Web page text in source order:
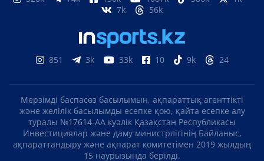
7k
56k
851 3k 33k 10 9k 24
Мерзімді баспасөз басылымын, ақпараттық агенттікті
және желілік басылымды есепке қою, қайта есепке алу
туралы №17614-АА куәлік Қазақстан Республикасы
Инвестициялар және даму министрлігінің Байланыс,
ақпараттандыру және ақпарат комитетімен 2019 жылдың
15 наурызында берілді.
Telegram арнамызға жазылыңыз!
Жаңалықтар туралы бірінші біліңіз
ЖАЗЫЛУ
Қазір емес